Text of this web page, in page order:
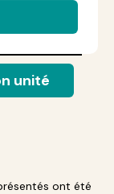
unité
ont été